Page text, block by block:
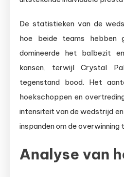
De statistieken van de
hoe beide teams hebben
domineerde het balbezit
kansen, terwijl Crystal
tegenstand bood. Het
hoekschoppen en
intensiteit van de wedstrijd
inspanden om de overwinning
Analyse van